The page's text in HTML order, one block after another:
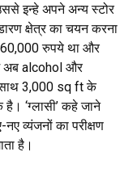
इन्हे अपने अन्य स्टोर
क्षेत्र का चयन करना
60,000 रुपये था और
अब alcohol और
3,000 sq ft के
‘ग्लासी’ कहे जाने
व्यंजनों का परीक्षण
है।